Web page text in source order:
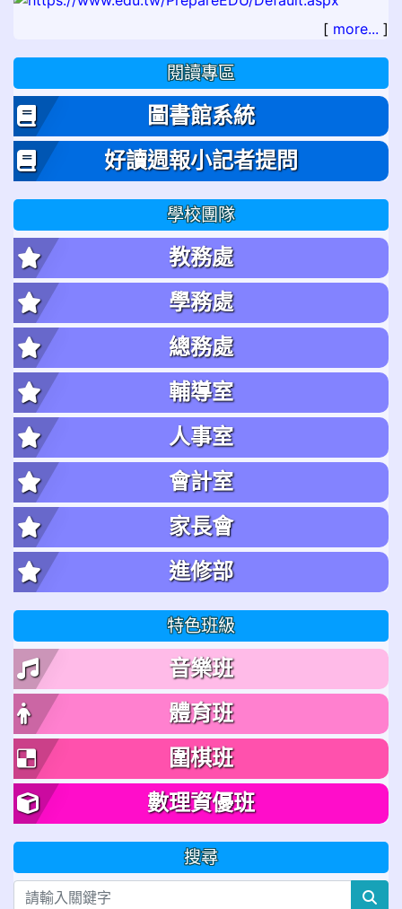
[ more... ]
閱讀專區
圖書館系統
好讀週報小記者提問
學校團隊
教務處
學務處
總務處
輔導室
人事室
會計室
家長會
進修部
特色班級
音樂班
體育班
圍棋班
數理資優班
搜尋